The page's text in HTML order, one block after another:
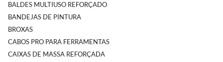
BALDES MULTIUSO REFORÇADO
BANDEJAS DE PINTURA
BROXAS
CABOS PRO PARA FERRAMENTAS
CAIXAS DE MASSA REFORÇADA